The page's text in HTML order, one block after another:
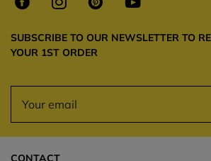
SUBSCRIBE TO OUR NEWSLETTER TO
YOUR 1ST ORDER
CONTACT